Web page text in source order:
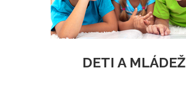
DETI A MLÁDEŽ